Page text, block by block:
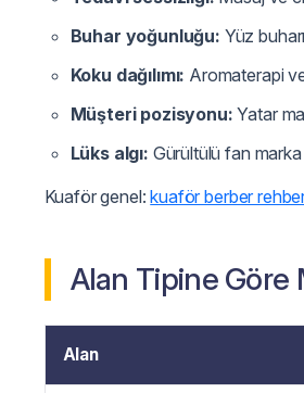
Buhar yoğunluğu: Yüz
Koku dağılımı: Aromaterapi
Müşteri pozisyonu: Yatar
Lüks algı: Gürültülü fan
Kuaför genel:kuaför berber
Alan Tipine Göre
Alan